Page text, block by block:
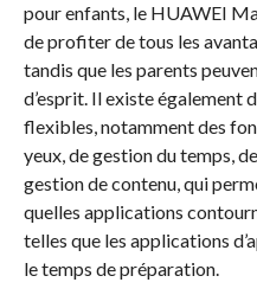
pour enfants, le HUAWEI
de profiter de tous les
tandis que les parents
d’esprit. Il existe également
flexibles, notamment des
yeux, de gestion du temps,
gestion de contenu, qui
quelles applications
telles que les applications
le temps de préparation.